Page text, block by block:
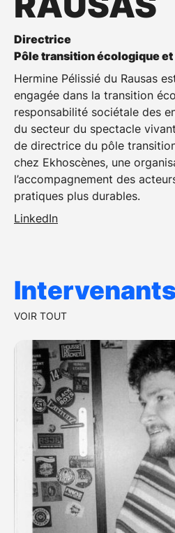
Directrice
Pôle transition écologique et
Hermine Pélissié du Rausas
engagée dans la transition
responsabilité sociétale des
du secteur du spectacle
de directrice du pôle
chez Ekhoscènes, une
l’accompagnement des
pratiques plus durables.
LinkedIn
VOIR TOUT